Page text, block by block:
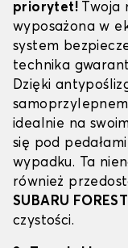
priorytet! Twoja
wyposażona w
system
technika
Dzięki
idealnie na
się pod
wypadku. Ta
również
SUBARU
czystości.